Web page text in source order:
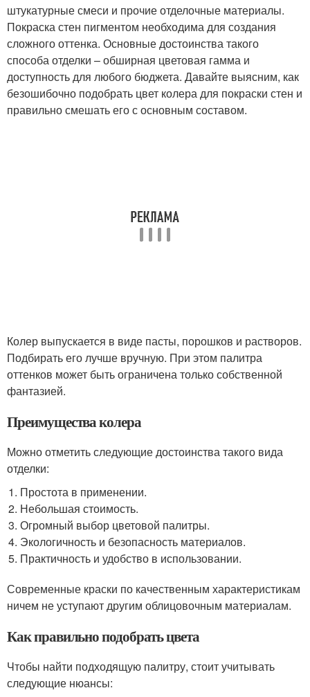
штукатурные смеси и прочие отделочные материалы.
Покраска стен пигментом необходима для создания
сложного оттенка. Основные достоинства такого
способа отделки – обширная цветовая гамма и
доступность для любого бюджета. Давайте выясним, как
безошибочно подобрать цвет колера для покраски стен и
правильно смешать его с основным составом.
Колер выпускается в виде пасты, порошков и растворов.
Подбирать его лучше вручную. При этом палитра
оттенков может быть ограничена только собственной
фантазией.
Преимущества колера
Можно отметить следующие достоинства такого вида
отделки:
Простота в применении.
Небольшая стоимость.
Огромный выбор цветовой палитры.
Экологичность и безопасность материалов.
Практичность и удобство в использовании.
Современные краски по качественным характеристикам
ничем не уступают другим облицовочным материалам.
Как правильно подобрать цвета
Чтобы найти подходящую палитру, стоит учитывать
следующие нюансы: